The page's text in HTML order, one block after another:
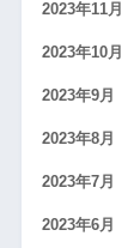
2023年11月
2023年10月
2023年9月
2023年8月
2023年7月
2023年6月